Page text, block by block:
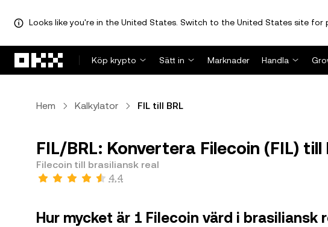
Looks like you're in the United States. Switch to the United States site for
Köp krypto
Sätt in Marknader Handla
Hem Kalkylator FIL till BRL
FIL/BRL: Konvertera Filecoin (FIL)
Filecoin till brasiliansk real
4,4
Hur mycket är 1 Filecoin värd i brasiliansk